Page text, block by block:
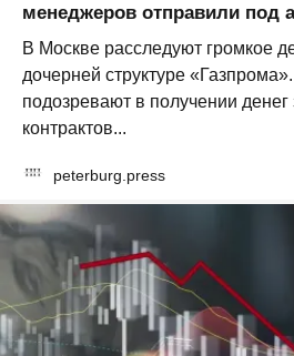
менеджеров отправили под
В Москве расследуют громкое
дочерней структуре
подозревают в получении денег
контрактов...
peterburg.press